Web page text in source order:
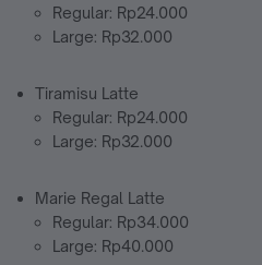
Regular: Rp24.000
Large: Rp32.000
Tiramisu Latte
Regular: Rp24.000
Large: Rp32.000
Marie Regal Latte
Regular: Rp34.000
Large: Rp40.000